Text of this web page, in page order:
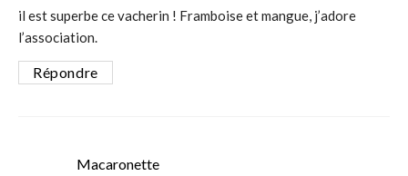
il est superbe ce vacherin ! Framboise et mangue, j’adore
l’association.
Répondre
Macaronettesays: